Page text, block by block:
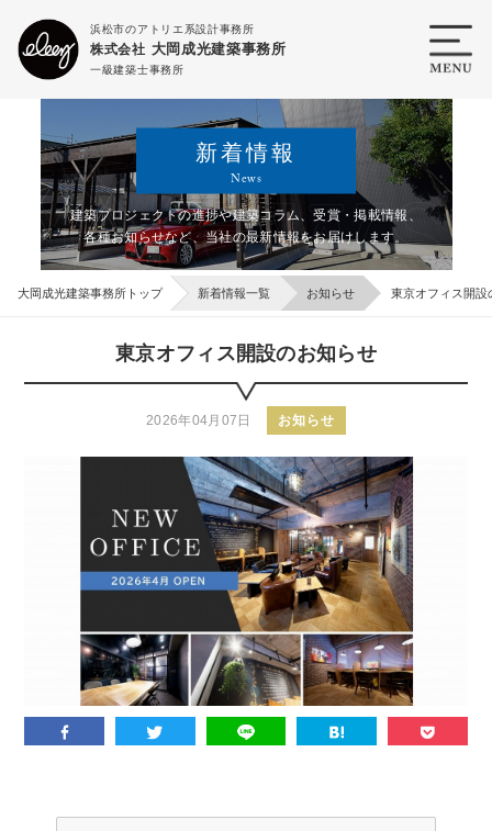
浜松市のアトリエ系設計事務所
株式会社 大岡成光建築事務所
一級建築士事務所
新着情報
News
建築プロジェクトの進捗や建築コラム、受賞・掲載情報、
各種お知らせなど、当社の最新情報をお届けします。
大岡成光建築事務所トップ 新着情報一覧 お知らせ 東京オフィス開設
東京オフィス開設のお知らせ
2026年04月07日 お知らせ